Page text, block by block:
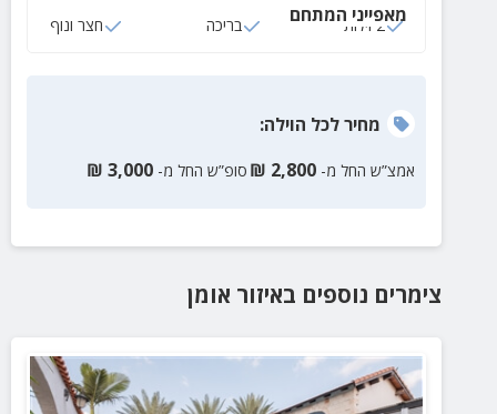
מאפייני המתחם
2 וילות בריכה חצר ונוף
מחירלכל הוילה:
אמצ”ש החל מ- 2,800
₪ סופ”ש החל מ- 3,000
₪
צימרים נוספים באיזור אומן